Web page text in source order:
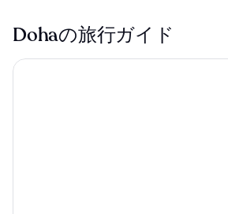
Dohaの旅行ガイド
ハイアット リージェンシー オリック